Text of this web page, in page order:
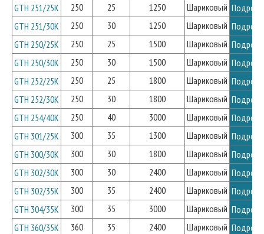
GTH 251/25K
250 25 1250 Шариковый
GTH 251/30K
250 30 1250 Шариковый
GTH 250/25K
250 25 1500 Шариковый
GTH 250/30K
250 30 1500 Шариковый
GTH 252/25K
250 25 1800 Шариковый
GTH 252/30K
250 30 1800 Шариковый
GTH 254/40K
250 40 3000 Шариковый
GTH 301/25K
300 35 1300 Шариковый
GTH 300/30K
300 30 1800 Шариковый
GTH 302/30K
300 30 2400 Шариковый
GTH 302/35K
300 35 2400 Шариковый
GTH 304/35K
300 35 3000 Шариковый
GTH 360/35K
360 35 2400 Шариковый